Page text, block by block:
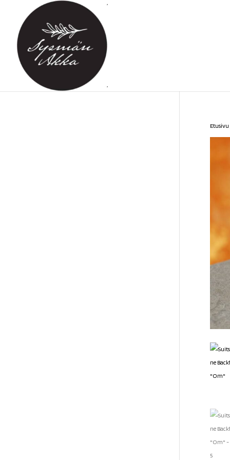
Etusivu